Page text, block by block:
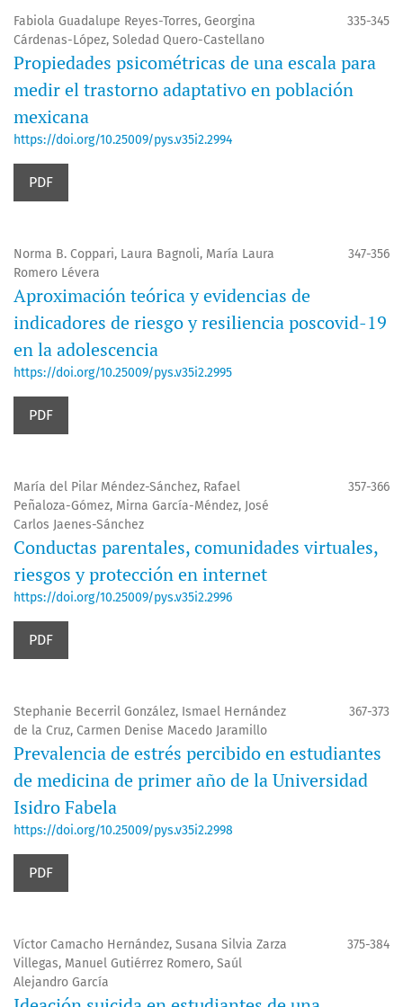
Fabiola Guadalupe Reyes-Torres, Georgina
Cárdenas-López, Soledad Quero-Castellano
335-345
Propiedades psicométricas de una escala para
medir el trastorno adaptativo en población
mexicana
https://doi.org/10.25009/pys.v35i2.2994
PDF
Norma B. Coppari, Laura Bagnoli, María Laura
Romero Lévera
347-356
Aproximación teórica y evidencias de
indicadores de riesgo y resiliencia poscovid-19
en la adolescencia
https://doi.org/10.25009/pys.v35i2.2995
PDF
María del Pilar Méndez-Sánchez, Rafael
Peñaloza-Gómez, Mirna García-Méndez, José
Carlos Jaenes-Sánchez
357-366
Conductas parentales, comunidades virtuales,
riesgos y protección en internet
https://doi.org/10.25009/pys.v35i2.2996
PDF
Stephanie Becerril González, Ismael Hernández
de la Cruz, Carmen Denise Macedo Jaramillo
367-373
Prevalencia de estrés percibido en estudiantes
de medicina de primer año de la Universidad
Isidro Fabela
https://doi.org/10.25009/pys.v35i2.2998
PDF
Víctor Camacho Hernández, Susana Silvia Zarza
Villegas, Manuel Gutiérrez Romero, Saúl
Alejandro García
375-384